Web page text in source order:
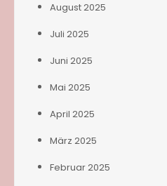
August 2025
Juli 2025
Juni 2025
Mai 2025
April 2025
März 2025
Februar 2025